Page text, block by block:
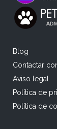
Blog
Contactar
Aviso legal
Política de
Política de